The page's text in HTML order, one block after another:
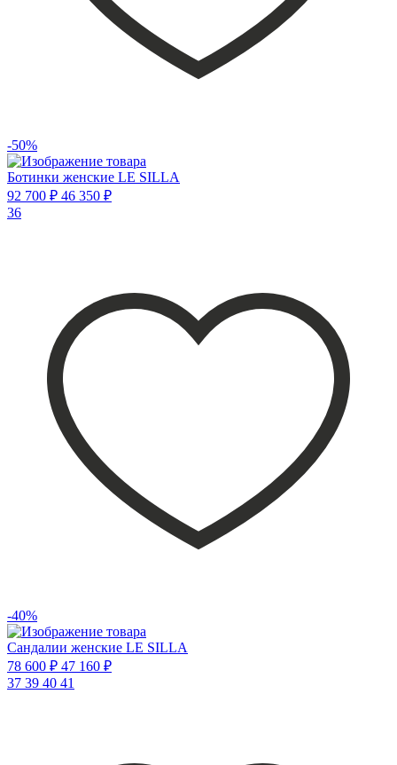
-50%
Ботинки женские LE SILLA
92 700 ₽ 46 350 ₽
36
-40%
Сандалии женские LE SILLA
78 600 ₽ 47 160 ₽
37 39 40 41